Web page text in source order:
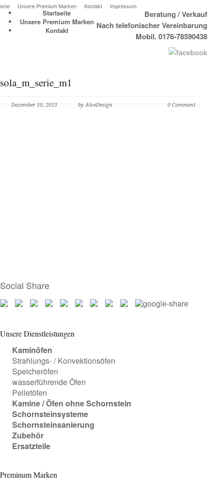
Unsere Premium Marken Kontakt Impressum
Beratung / Verkauf
Nach telefonischer Vereinbarung
Mobil. 0176-78590438
Startseite
Unsere Premium Marken
Kontakt
sola_m_serie_m1
Dezember 10, 2013 by AlveDesign 0 Comment
Social Share
Unsere Dienstleistungen
Kaminöfen
Strahlungs- / Konvektionsöfen
Speicheröfen
wasserführende Öfen
Pelletöfen
Kamine / Öfen ohne Schornstein
Schornsteinsysteme
Schornsteinsanierung
Zubehör
Ersatzteile
Preminum Marken